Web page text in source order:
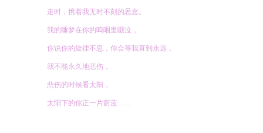
走时，携着我无时不刻的思念。
我的睡梦在你的呜咽里啜泣，
你说你的旋律不息，你会等我直到永远，
我不能永久地悲伤，
悲伤的时候看太阳，
太阳下的你正一片蔚蓝……